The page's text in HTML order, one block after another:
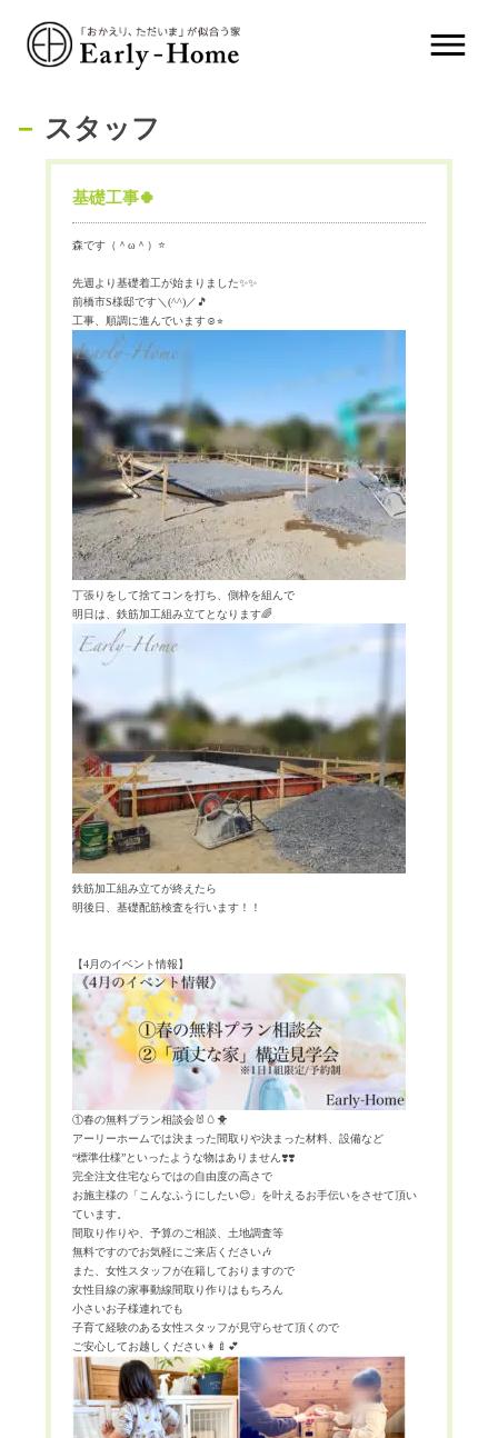
スタッフ
基礎工事🍀
森です（＾ω ＾） ⭐️
先週より基礎着工が始まりました✨✨
前橋市S様邸です＼(^^)／🎵
工事、順調に進んでいます☺️⭐︎
丁張りをして捨てコンを打ち、側枠を組んで
明日は、鉄筋加工組み立てとなります🌈
鉄筋加工組み立てが終えたら
明後日、基礎配筋検査を行います！！
【4月のイベント情報】
①春の無料プラン相談会🐰🥚🐥
アーリーホームでは決まった間取りや決まった材料、設備など
“標準仕様”といったような物はありません❣️❣️
完全注文住宅ならではの自由度の高さで
お施主様の「こんなふうにしたい😊 」を叶えるお手伝いをさせて頂い
ています。
間取り作りや、予算のご相談、土地調査等
無料ですのでお気軽にご来店ください🎶
また、女性スタッフが在籍しておりますので
女性目線の家事動線間取り作りはもちろん
小さいお子様連れでも
子育て経験のある女性スタッフが見守らせて頂くので
ご安心してお越しください👩‍🍼💕